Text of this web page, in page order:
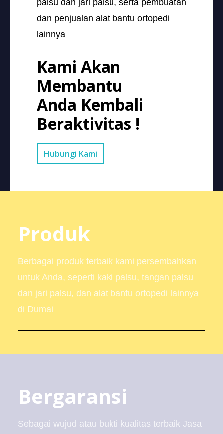
palsu dan jari palsu, serta pembuatan
dan penjualan alat bantu ortopedi
lainnya
Kami Akan
Membantu
Anda Kembali
Beraktivitas !
Hubungi Kami
Produk
Berbagai produk terbaik kami persembahkan
untuk Anda, seperti kaki palsu, tangan palsu
dan jari palsu, dan alat bantu ortopedi lainnya
di Dumai
Bergaransi
Sebagai wujud atau bukti kualitas terbaik Jasa